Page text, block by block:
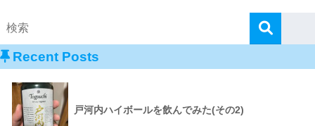
Recent Posts
戸河内ハイボールを飲んでみた(その2)